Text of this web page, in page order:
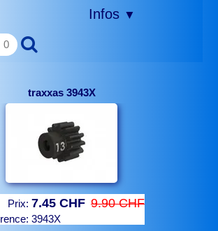
Infos ▼
0
traxxas 3943X
Prix: 7.45 CHF 9.90 CHF
3943X